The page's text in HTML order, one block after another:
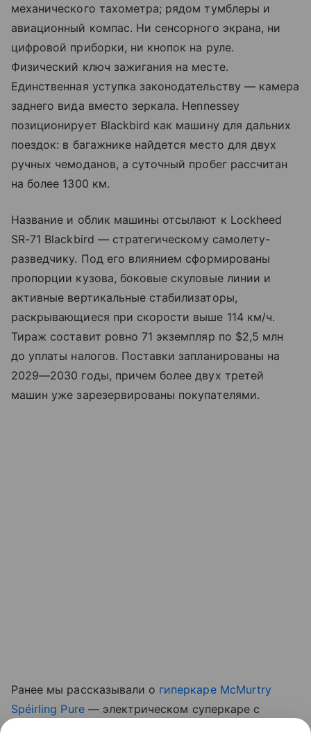
механического тахометра; рядом тумблеры и
авиационный компас. Ни сенсорного экрана, ни
цифровой приборки, ни кнопок на руле.
Физический ключ зажигания на месте.
Единственная уступка законодательству — камера
заднего вида вместо зеркала. Hennessey
позиционирует Blackbird как машину для дальних
поездок: в багажнике найдется место для двух
ручных чемоданов, а суточный пробег рассчитан
на более 1300 км.
Название и облик машины отсылают к Lockheed
SR-71 Blackbird — стратегическому самолету-
разведчику. Под его влиянием сформированы
пропорции кузова, боковые скуловые линии и
активные вертикальные стабилизаторы,
раскрывающиеся при скорости выше 114 км/ч.
Тираж составит ровно 71 экземпляр по $2,5 млн
до уплаты налогов. Поставки запланированы на
2029—2030 годы, причем более двух третей
машин уже зарезервированы покупателями.
Ранее мы рассказывали о гиперкаре McMurtry
Spéirling Pure— электрическом суперкаре с